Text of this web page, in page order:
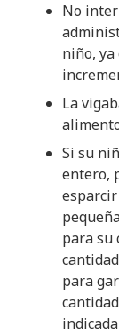
No
niño,
La
Si su
entero,
para su
para
indicada